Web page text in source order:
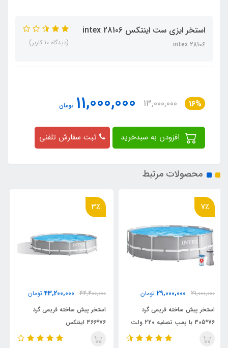
استخر ایزی ست اینتکس intex 28106
intex 28106 (دیدگاه 10 کاربر)
16%
13,000,000
11,000,000 تومان
ثبت سفارش تلفنی
محصولات مرتبط
44,400,000
43,200,000
استخر پیش ساخته فریمی گرد
۷۶*366 اینتکس
120,000,000
85,000,000
اینتکس با پمپ فیلتری 220